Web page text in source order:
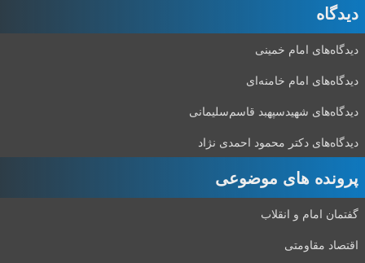
دیدگاه‌
دیدگاه‌های امام خمینی
دیدگاه‌های امام خامنه‌ای
دیدگاه‌های شهید‌سپهبد قاسم‌سلیمانی
دیدگاه‌های دکتر محمود احمدی نژاد
پرونده های موضوعی
گفتمان امام و انقلاب
اقتصاد مقاومتی